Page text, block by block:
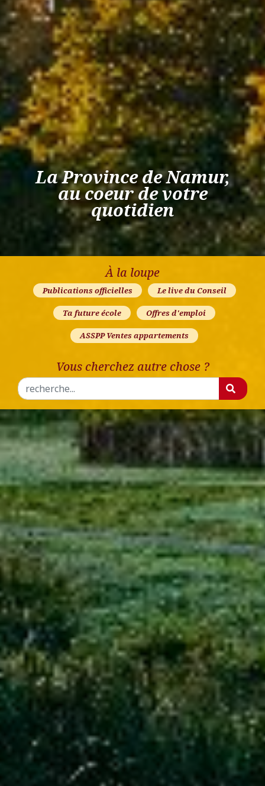
La Province de Namur,
au coeur de votre
quotidien
À la loupe
Publications officielles Le live du Conseil
Ta future école Offres d'emploi
ASSPP Ventes appartements
Vous cherchez autre chose ?
Rechercher